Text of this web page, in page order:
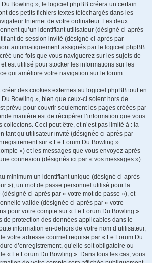
Bowling », le logiciel phpBB créera un certain
des petits fichiers textes téléchargés dans les
Internet de votre ordinateur. Les deux
qu’un identifiant utilisateur (désigné ci-après
de session invité (désigné ci-après par
automatiquement assignés par le logiciel phpBB.
une fois que vous naviguerez sur les sujets de
est utilisé pour stocker les informations sur les
qui améliore votre navigation sur le forum.
des cookies externes au logiciel phpBB tout en
Bowling », bien que ceux-ci soient hors de
prévu pour couvrir seulement les pages créées par
manière est de récupérer l’information que vous
Ceci peut être, et n’est pas limité à : la
tant qu’utilisateur invité (désignée ci-après par
sur « Le Forum Du Bowling »
») et les messages que vous envoyez après
connexion (désignés ici par « vos messages »).
minimum un identifiant unique (désigné ci-après
»), un mot de passe personnel utilisé pour la
ci-après par « votre mot de passe »), et
valide (désignée ci-après par « votre
pour votre compte sur « Le Forum Du Bowling »
de protection des données applicables dans le
information en-dehors de votre nom d’utilisateur,
votre adresse courriel requise par « Le Forum Du
d’enregistrement, qu’elle soit obligatoire ou
« Le Forum Du Bowling ». Dans tous les cas, vous